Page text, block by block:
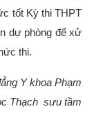
tốt Kỳ thi THPT
dự phòng để xử
thi.
Y khoa Phạm
Thạch sưu tầm